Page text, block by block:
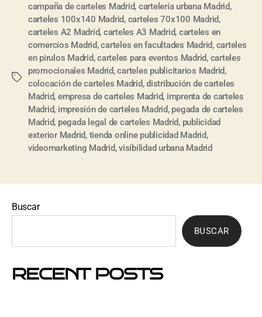
campaña de carteles Madrid, cartelería urbana Madrid,
carteles 100x140 Madrid, carteles 70x100 Madrid,
carteles A2 Madrid, carteles A3 Madrid, carteles en
comercios Madrid,carteles en facultades Madrid, carteles
en pirulos Madrid,carteles para eventos Madrid, carteles
promocionales Madrid,carteles publicitarios Madrid,
colocación de carteles Madrid,distribución de carteles
Madrid, empresa de carteles Madrid, imprenta de carteles
Madrid, impresión de carteles Madrid, pegada de carteles
Madrid, pegada legal de carteles Madrid, publicidad
exterior Madrid, tienda online publicidad Madrid,
videomarketing Madrid,visibilidad urbana Madrid
Buscar
BUSCAR
RECENT POSTS